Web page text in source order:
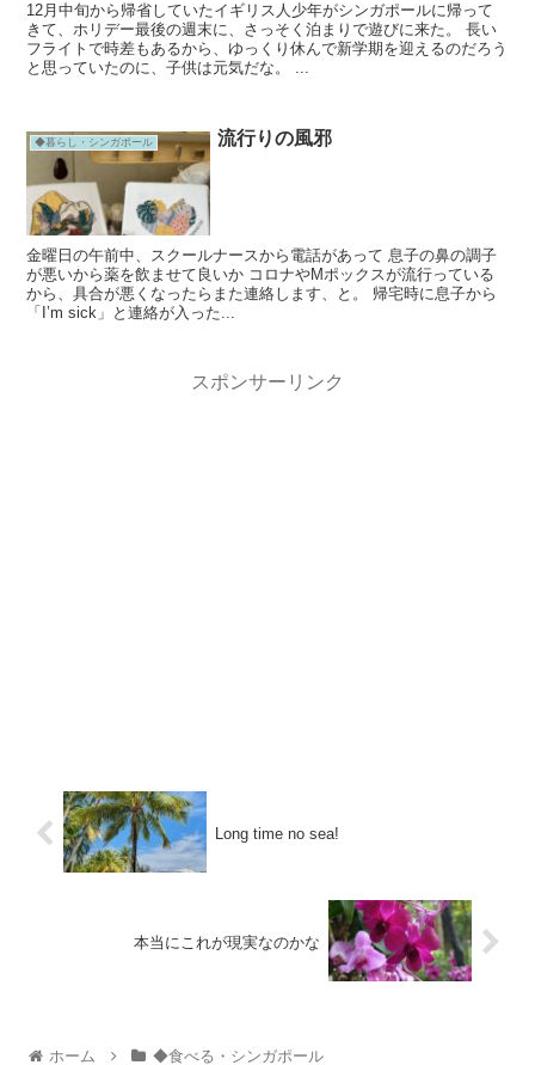
12月中旬から帰省していたイギリス人少年がシンガポールに帰って
きて、ホリデー最後の週末に、さっそく泊まりで遊びに来た。 長い
フライトで時差もあるから、ゆっくり休んで新学期を迎えるのだろう
と思っていたのに、子供は元気だな。 ...
◆暮らし・シンガポール 流行りの風邪
金曜日の午前中、スクールナースから電話があって 息子の鼻の調子
が悪いから薬を飲ませて良いか コロナやMポックスが流行っている
から、具合が悪くなったらまた連絡します、と。 帰宅時に息子から
「I’m sick」と連絡が入った...
スポンサーリンク
Long time no sea!
本当にこれが現実なのかな
ホーム ◆食べる・シンガポール